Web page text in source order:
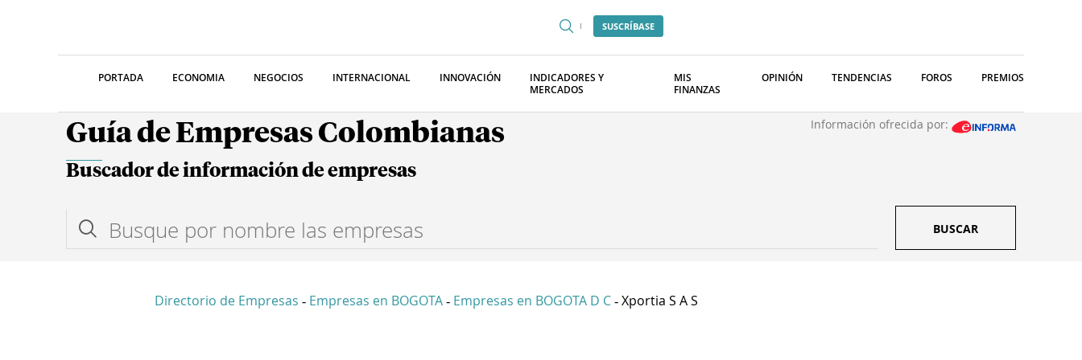
SUSCRÍBASE
PORTADA ECONOMIA NEGOCIOS INTERNACIONAL INNOVACIÓN
INDICADORES Y
MERCADOS
MIS
FINANZAS
OPINIÓN TENDENCIAS FOROS PREMIOS
Guía de Empresas Colombianas Información ofrecida por:
Buscador de información de empresas
BUSCAR
Directorio de Empresas - Empresas en BOGOTA - Empresas en BOGOTA D C - Xportia S A S